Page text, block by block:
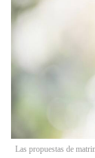
Las propuestas de